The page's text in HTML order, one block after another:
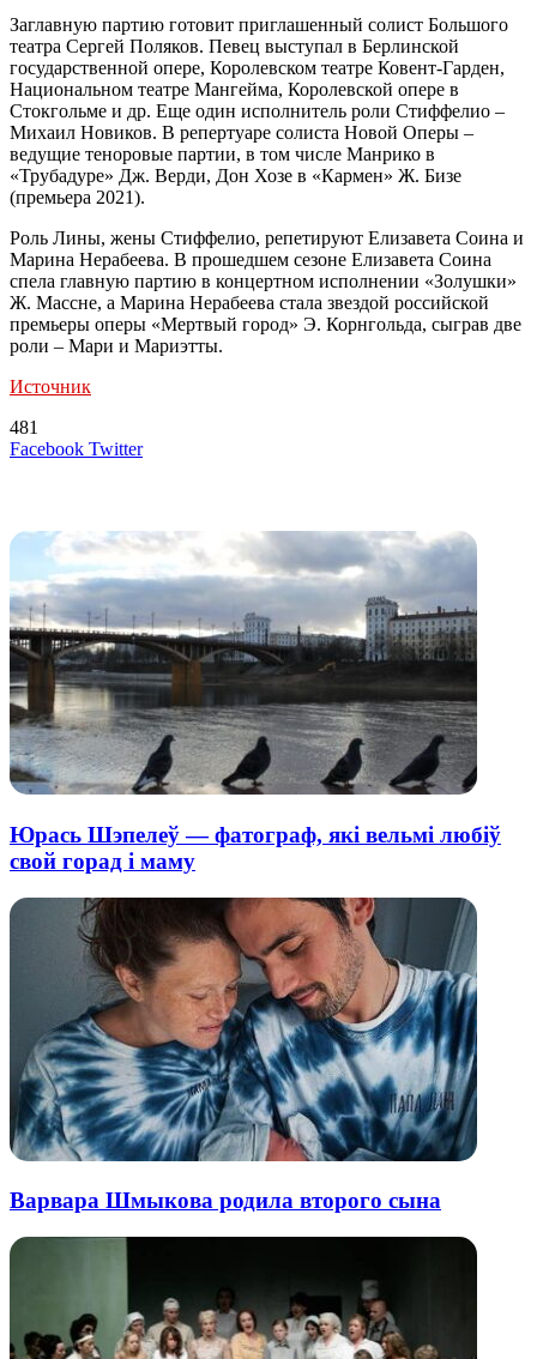
Заглавную партию готовит приглашенный солист Большого
театра Сергей Поляков. Певец выступал в Берлинской
государственной опере, Королевском театре Ковент-Гарден,
Национальном театре Мангейма, Королевской опере в
Стокгольме и др. Еще один исполнитель роли Стиффелио –
Михаил Новиков. В репертуаре солиста Новой Оперы –
ведущие теноровые партии, в том числе Манрико в
«Трубадуре» Дж. Верди, Дон Хозе в «Кармен» Ж. Бизе
(премьера 2021).
Роль Лины, жены Стиффелио, репетируют Елизавета Соина и
Марина Нерабеева. В прошедшем сезоне Елизавета Соина
спела главную партию в концертном исполнении «Золушки»
Ж. Массне, а Марина Нерабеева стала звездой российской
премьеры оперы «Мертвый город» Э. Корнгольда, сыграв две
роли – Мари и Мариэтты.
Источник
481
Facebook TwitterLinkedIn
Tumblr
Reddit
Вконтакте
Одноклассники
Skype
Messenger
Messenger
WhatsApp
Telegram
Viber
Line
Поделиться
Печатать
Юрась Шэпелеў — фатограф, які вельмі любіў
свой горад і маму
Варвара Шмыкова родила второго сына